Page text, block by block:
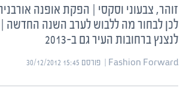
זוהר, צבעוני וסקסי | הפקת אופנה
לכן לבחור מה ללבוש לערב השנה החדשה |
לנצנץ ברחובות העיר גם ב-2013
Fashion Forward | ‏ פורסם ‎30/12/2012 15:45